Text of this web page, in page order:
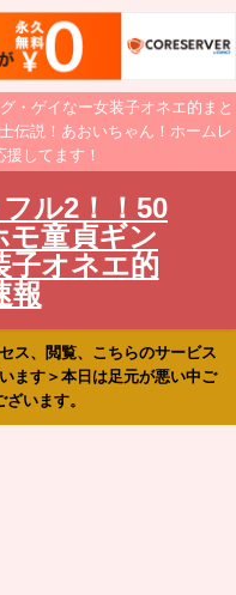
・ゲイなー女装子オネエ的まと
伝説！あおいちゃん！ホームレ
してます！
ル2！！50
モ童貞ギン
子オネエ的
報
ス、閲覧、こちらのサービス
ます＞本日は足元が悪い中ご
います。